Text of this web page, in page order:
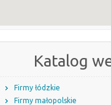
Katalog
Firmy łódzkie
Firmy małopolskie